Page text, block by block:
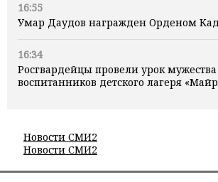
16:55
Умар Даудов награжден Орденом
16:34
Росгвардейцы провели урок
воспитанников детского лагеря
Новости СМИ2
Новости СМИ2